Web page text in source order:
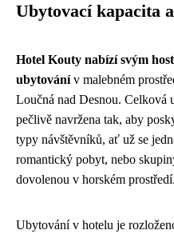
Ubytovací kapacita
Hotel Kouty nabízí svým
ubytovánív malebném
Loučná nad Desnou. Celková
pečlivě navržena tak, aby
typy návštěvníků, ať už se
romantický pobyt, nebo
dovolenou v horském prostředí.
Ubytování v hotelu je